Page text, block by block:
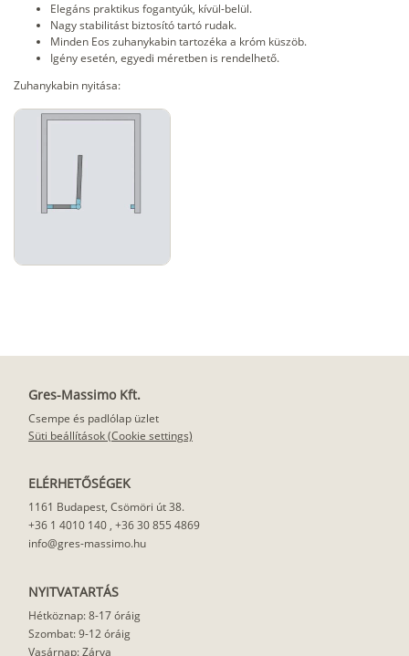
Elegáns praktikus fogantyúk, kívül-belül.
Nagy stabilitást biztosító tartó rudak.
Minden Eos zuhanykabin tartozéka a króm küszöb.
Igény esetén, egyedi méretben is rendelhető.
Zuhanykabin nyitása:
Gres-Massimo Kft.
Csempe és padlólap üzlet
Süti beállítások (Cookie settings)
ELÉRHETŐSÉGEK
1161 Budapest, Csömöri út 38.
+36 1 4010 140, +36 30 855 4869
info@gres-massimo.hu
NYITVATARTÁS
Hétköznap: 8-17 óráig
Szombat: 9-12 óráig
Vasárnap: Zárva